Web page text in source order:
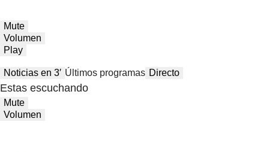
Mute
Volumen
Play
Noticias en 3′ Últimos programas Directo
Estas escuchando
Mute
Volumen